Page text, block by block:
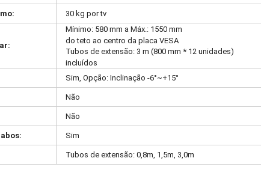
30 kg por tv
Mínimo: 580 mm a Máx.: 1550 mm
do teto ao centro da placa VESA
Tubos de extensão: 3 m (800 mm * 12 unidades)
incluídos
Sim, Opção: Inclinação -6°~+15°
Não
Não
Sim
Tubos de extensão: 0,8m, 1,5m, 3,0m